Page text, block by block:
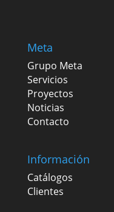
Meta
Grupo Meta
Servicios
Proyectos
Noticias
Contacto
Información
Catálogos
Clientes